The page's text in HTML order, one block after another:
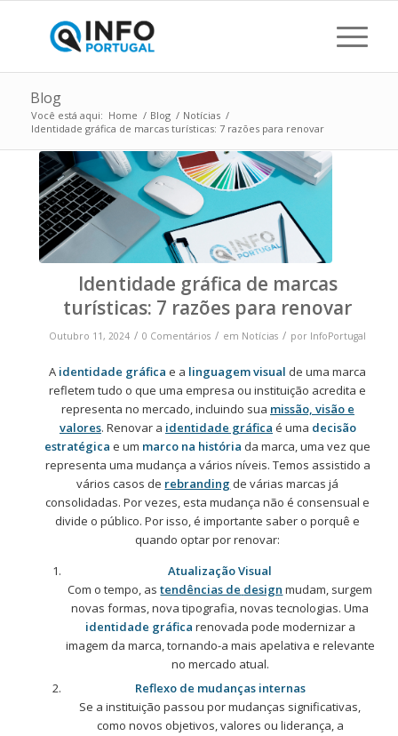
Blog
Você está aqui: Home / Blog / Notícias /
Identidade gráfica de marcas turísticas: 7 razões para renovar
Identidade gráfica de marcas
turísticas: 7 razões para renovar
Outubro 11, 2024 / 0 Comentários / em Notícias / por InfoPortugal
A identidade gráficae a linguagem visual de uma marca
refletem tudo o que uma empresa ou instituição acredita e
representa no mercado, incluindo sua missão, visão e
valores. Renovar a identidade gráfica é uma decisão
estratégica e um marco na história da marca, uma vez que
representa uma mudança a vários níveis. Temos assistido a
vários casos de rebranding de várias marcas já
consolidadas. Por vezes, esta mudança não é consensual e
divide o público. Por isso, é importante saber o porquê e
quando optar por renovar:
Atualização Visual
Com o tempo, astendências de design mudam, surgem
novas formas, nova tipografia, novas tecnologias. Uma
identidade gráfica renovada pode modernizar a
imagem da marca, tornando-a mais apelativa e relevante
no mercado atual.
Reflexo de mudanças internas
Se a instituição passou por mudanças significativas,
como novos objetivos, valores ou liderança, a